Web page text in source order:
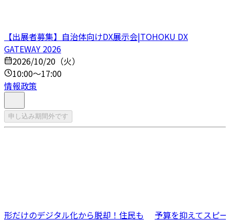
【出展者募集】自治体向けDX展示会|TOHOKU DX
GATEWAY 2026
2026/10/20（火）
10:00～17:00
情報政策
申し込み期間外です
形だけのデジタル化から脱却！住民も 予算を抑えてスピ